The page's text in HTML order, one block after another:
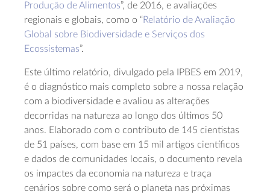
Produção de Alimentos”, de 2016, e avaliações
regionais e globais, como o “Relatório de Avaliação
Global sobre Biodiversidade e Serviços dos
Ecossistemas”.
Este último relatório, divulgado pela IPBES em 2019,
é o diagnóstico mais completo sobre a nossa relação
com a biodiversidade e avaliou as alterações
decorridas na natureza ao longo dos últimos 50
anos. Elaborado com o contributo de 145 cientistas
de 51 países, com base em 15 mil artigos científicos
e dados de comunidades locais, o documento revela
os impactes da economia na natureza e traça
cenários sobre como será o planeta nas próximas